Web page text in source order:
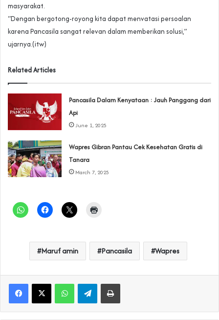
masyarakat.
“Dengan bergotong-royong kita dapat menvatasi persoalan
karena Pancasila sangat relevan dalam memberikan solusi,”
ujarnya.(itw)
Related Articles
Pancasila Dalam Kenyataan : Jauh Panggang dari
Api
June 1, 2025
Wapres Gibran Pantau Cek Kesehatan Gratis di
Tanara
March 7, 2025
Maruf amin Pancasila Wapres
WhatsAppTelegramPrint